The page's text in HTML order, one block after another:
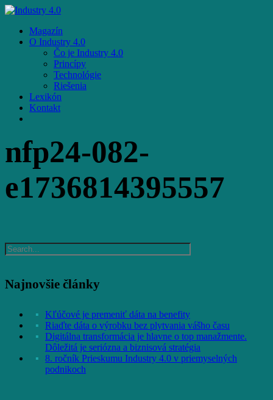
Skip
main
content
Menu
Magazín
O Industry 4.0
Čo je Industry 4.0
Princípy
Technológie
Riešenia
Lexikón
Kontakt
nfp24-082-
e1736814395557
Najnovšie články
Kľúčové je premeniť dáta na benefity
Riaďte dáta o výrobku bez plytvania vášho času
Digitálna transformácia je hlavne o top manažmente.
Dôležitá je seriózna a biznisová stratégia
8. ročník Prieskumu Industry 4.0 v priemyselných
podnikoch